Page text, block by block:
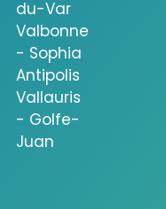
du-Var
Valbonne
- Sophia
Antipolis
Vallauris
- Golfe-
Juan